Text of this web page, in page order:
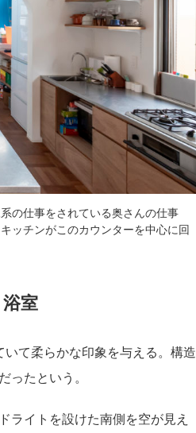
の仕事をされている奥さんの仕事
ッチンがこのカウンターを中心に回
室
て柔らかな印象を与える。構造
ったという。
ライトを設けた南側を空が見え